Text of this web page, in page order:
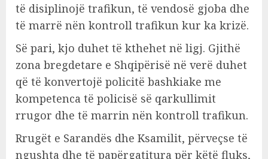
të disiplinojë trafikun, të vendosë gjoba dhe
të marrë nën kontroll trafikun kur ka krizë.
Së pari, kjo duhet të kthehet në ligj. Gjithë
zona bregdetare e Shqipërisë në verë duhet
që të konvertojë policitë bashkiake me
kompetenca të policisë së qarkullimit
rrugor dhe të marrin nën kontroll trafikun.
Rrugët e Sarandës dhe Ksamilit, përveçse të
ngushta dhe të papërgatitura për këtë fluks,